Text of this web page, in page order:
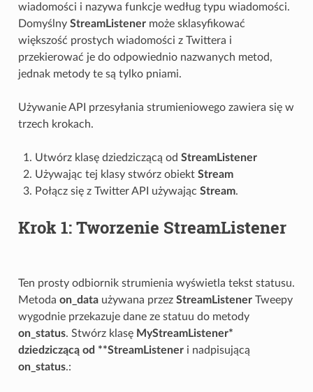
wiadomości i nazywa funkcje według typu wiadomości.
Domyślny StreamListenermoże sklasyfikować
większość prostych wiadomości z Twittera i
przekierować je do odpowiednio nazwanych metod,
jednak metody te są tylko pniami.
Używanie API przesyłania strumieniowego zawiera się w
trzech krokach.
Utwórz klasę dziedziczącą od StreamListener
Używając tej klasy stwórz obiekt Stream
Połącz się z Twitter API używając Stream.
Krok 1: Tworzenie StreamListener
Ten prosty odbiornik strumienia wyświetla tekst statusu.
Metoda on_dataużywana przez StreamListenerTweepy
wygodnie przekazuje dane ze statuu do metody
on_status. Stwórz klasę MyStreamListener*
dziedziczącą od **StreamListeneri nadpisującą
on_status.: